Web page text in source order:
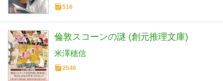
516
倫敦スコーンの謎 (創元推理文庫)
米澤穂信
2546